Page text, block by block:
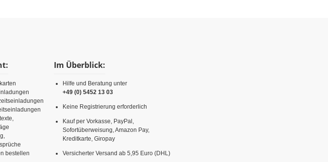
bestellen
Im Überblick:
Hilfe und Beratung unter
+49 (0) 5452 13 03
Keine Registrierung erforderlich
Kauf per Vorkasse, PayPal,
Sofortüberweisung, Amazon Pay,
Kreditkarte, Giropay
Versicherter Versand ab 5,95 Euro (DHL)